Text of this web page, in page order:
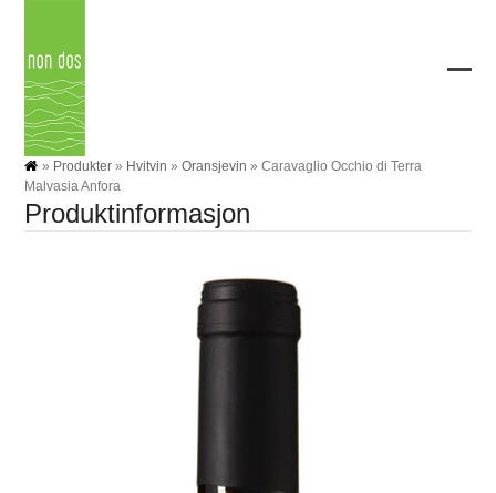
content
» Produkter » Hvitvin »Oransjevin »Caravaglio Occhio di Terra
Malvasia Anfora
Produktinformasjon